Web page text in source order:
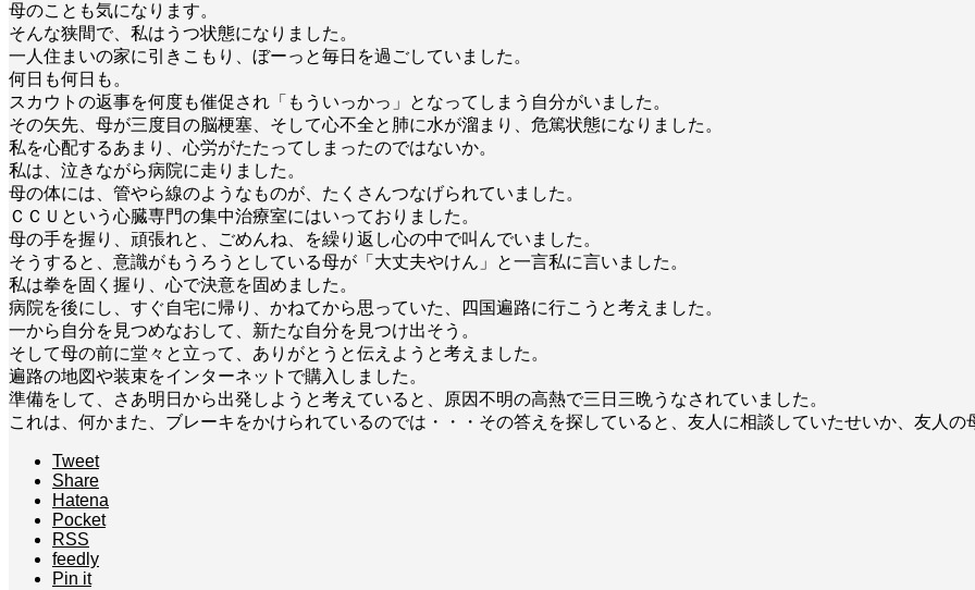
母のことも気になります。
そんな狭間で、私はうつ状態になりました。
一人住まいの家に引きこもり、ぼーっと毎日を過ごしていました。
何日も何日も。
スカウトの返事を何度も催促され「もういっかっ」となってしまう自分がいました。
その矢先、母が三度目の脳梗塞、そして心不全と肺に水が溜まり、危篤状態になりました。
私を心配するあまり、心労がたたってしまったのではないか。
私は、泣きながら病院に走りました。
母の体には、管やら線のようなものが、たくさんつなげられていました。
ＣＣＵという心臓専門の集中治療室にはいっておりました。
母の手を握り、頑張れと、ごめんね、を繰り返し心の中で叫んでいました。
そうすると、意識がもうろうとしている母が「大丈夫やけん」と一言私に言いました。
私は拳を固く握り、心で決意を固めました。
病院を後にし、すぐ自宅に帰り、かねてから思っていた、四国遍路に行こうと考えました。
一から自分を見つめなおして、新たな自分を見つけ出そう。
そして母の前に堂々と立って、ありがとうと伝えようと考えました。
遍路の地図や装束をインターネットで購入しました。
準備をして、さあ明日から出発しようと考えていると、原因不明の高熱で三日三晩うなされていました。
これは、何かまた、ブレーキをかけられているのでは・・・その答えを探していると、友人に相談していたせいか、友人の
Tweet
Share
Hatena
Pocket
RSS
feedly
Pin it